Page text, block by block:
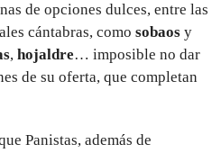
de opciones dulces, entre las
cántabras, como sobaos y
, hojaldre… imposible no dar
de su oferta, que completan
Panistas, además de